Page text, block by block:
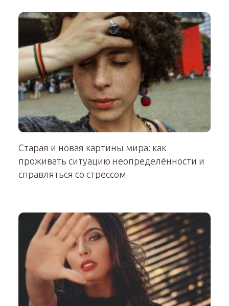
Старая и новая картины мира: как
проживать ситуацию неопределённости и
справляться со стрессом